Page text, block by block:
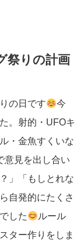
祭りの計画
の日です
今
。射的・UFOキ
・金魚すくいな
意見を出し合い
」「もしとれな
自発的にたくさ
した
ルール
ター作りをしま